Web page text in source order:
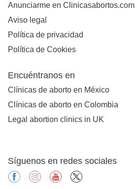
Anunciarme en Clinicasabortos.com
Aviso legal
Política de privacidad
Política de Cookies
Encuéntranos en
Clínicas de aborto en México
Clínicas de aborto en Colombia
Legal abortion clinics in UK
Síguenos en redes sociales
facebookinstagramyoutube